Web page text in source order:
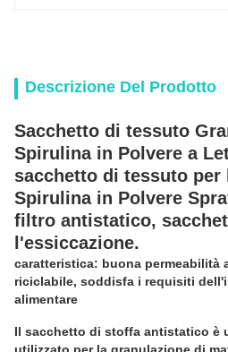
Descrizione Del Prodotto
Sacchetto di tessuto
Spirulina in Polvere a
sacchetto di tessuto per
Spirulina in Polvere
filtro antistatico,
l'essiccazione.
caratteristica: buona permeabilità
riciclabile, soddisfa i requisiti
alimentare
Il sacchetto di stoffa antistatico è